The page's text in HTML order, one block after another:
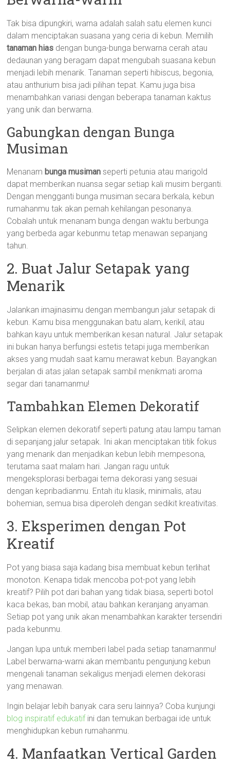
Tak bisa dipungkiri, warna adalah salah satu elemen kunci
dalam menciptakan suasana yang ceria di kebun. Memilih
tanaman hias dengan bunga-bunga berwarna cerah atau
dedaunan yang beragam dapat mengubah suasana kebun
menjadi lebih menarik. Tanaman seperti hibiscus, begonia,
atau anthurium bisa jadi pilihan tepat. Kamu juga bisa
menambahkan variasi dengan beberapa tanaman kaktus
yang unik dan berwarna.
Gabungkan dengan Bunga
Musiman
Menanam bunga musiman seperti petunia atau marigold
dapat memberikan nuansa segar setiap kali musim berganti.
Dengan mengganti bunga musiman secara berkala, kebun
rumahanmu tak akan pernah kehilangan pesonanya.
Cobalah untuk menanam bunga dengan waktu berbunga
yang berbeda agar kebunmu tetap menawan sepanjang
tahun.
2. Buat Jalur Setapak yang
Menarik
Jalankan imajinasimu dengan membangun jalur setapak di
kebun. Kamu bisa menggunakan batu alam, kerikil, atau
bahkan kayu untuk memberikan kesan natural. Jalur setapak
ini bukan hanya berfungsi estetis tetapi juga memberikan
akses yang mudah saat kamu merawat kebun. Bayangkan
berjalan di atas jalan setapak sambil menikmati aroma
segar dari tanamanmu!
Tambahkan Elemen Dekoratif
Selipkan elemen dekoratif seperti patung atau lampu taman
di sepanjang jalur setapak. Ini akan menciptakan titik fokus
yang menarik dan menjadikan kebun lebih mempesona,
terutama saat malam hari. Jangan ragu untuk
mengeksplorasi berbagai tema dekorasi yang sesuai
dengan kepribadianmu. Entah itu klasik, minimalis, atau
bohemian, semua bisa diperoleh dengan sedikit kreativitas.
3. Eksperimen dengan Pot
Kreatif
Pot yang biasa saja kadang bisa membuat kebun terlihat
monoton. Kenapa tidak mencoba pot-pot yang lebih
kreatif? Pilih pot dari bahan yang tidak biasa, seperti botol
kaca bekas, ban mobil, atau bahkan keranjang anyaman.
Setiap pot yang unik akan menambahkan karakter tersendiri
pada kebunmu.
Jangan lupa untuk memberi label pada setiap tanamanmu!
Label berwarna-warni akan membantu pengunjung kebun
mengenali tanaman sekaligus menjadi elemen dekorasi
yang menawan.
Ingin belajar lebih banyak cara seru lainnya? Coba kunjungi
blog inspiratif edukatifini dan temukan berbagai ide untuk
menghidupkan kebun rumahanmu.
4. Manfaatkan Vertical Garden